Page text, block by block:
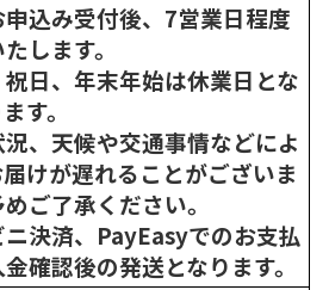
込み受付後、7営業日程度
します。
日、年末年始は休業日とな
す。
、天候や交通事情などによ
けが遅れることがございま
ご了承ください。
決済、PayEasyでのお支払
確認後の発送となります。